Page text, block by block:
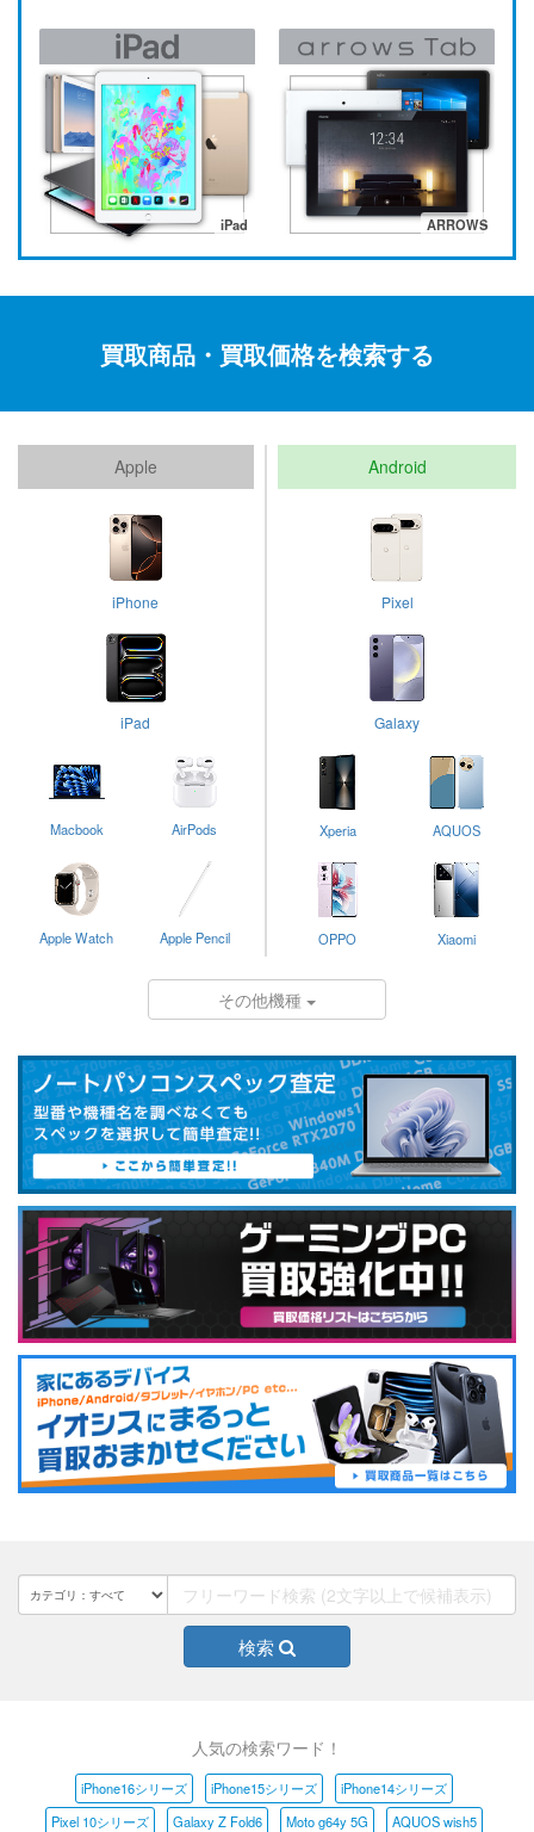
iPad ARROWS
買取商品・買取価格を検索する
Apple
iPhone
iPad
Macbook AirPods
Apple Watch Apple Pencil
Android
Pixel
Galaxy
Xperia AQUOS
OPPO Xiaomi
その他機種
検索
人気の検索ワード！
iPhone16シリーズ iPhone15シリーズ
iPhone14シリーズ
Pixel 10シリーズ
Galaxy Z Fold6 Moto g64y 5G
AQUOS wish5